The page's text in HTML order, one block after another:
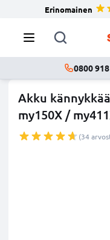
Erinomainen
0800
Akku
my150X /
(34